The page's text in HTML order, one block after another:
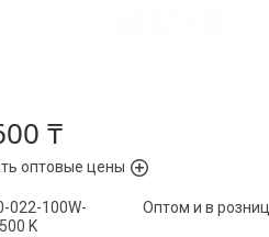
₸
оптовые цены
Оптом и в
022-100W-
K